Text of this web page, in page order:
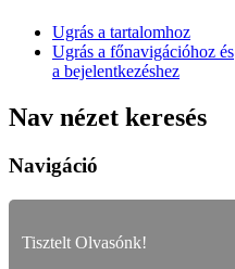
Ugrás a tartalomhoz
Ugrás a főnavigációhoz és
a bejelentkezéshez
Nav nézet keresés
Navigáció
Tisztelt Olvasónk!